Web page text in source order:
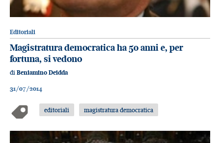
Editoriali
Magistratura democratica ha 50 anni e, per
fortuna, si vedono
di Beniamino Deidda
31/07/2014
editoriali magistratura democratica